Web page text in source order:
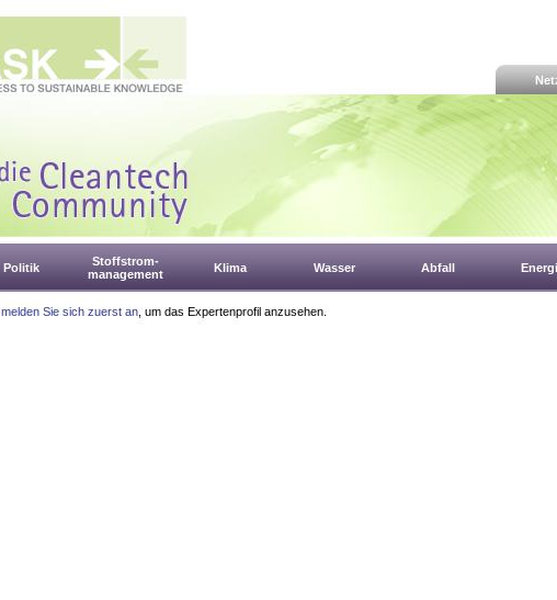
Politik
Stoffstrom-
management
Klima Wasser Abfall
melden Sie sich zuerst an , um das Expertenprofil anzusehen.